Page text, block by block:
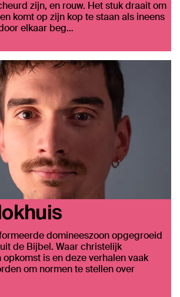
zijn, en rouw. Het stuk draait om
komt op zijn kop te staan als ineens
elkaar beg…
domineeszoon opgegroeid
de Bijbel. Waar christelijk
is en deze verhalen vaak
om normen te stellen over